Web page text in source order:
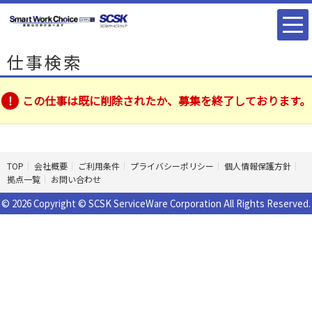
仕事検索
この仕事は既に削除されたか、募集を終了しております。
TOP 会社概要 ご利用条件 プライバシーポリシー
個人情報保護方針
拠点一覧
お問い合わせ
© 2026 Copyright © SCSK ServiceWare Corporation All Rights Reserved.